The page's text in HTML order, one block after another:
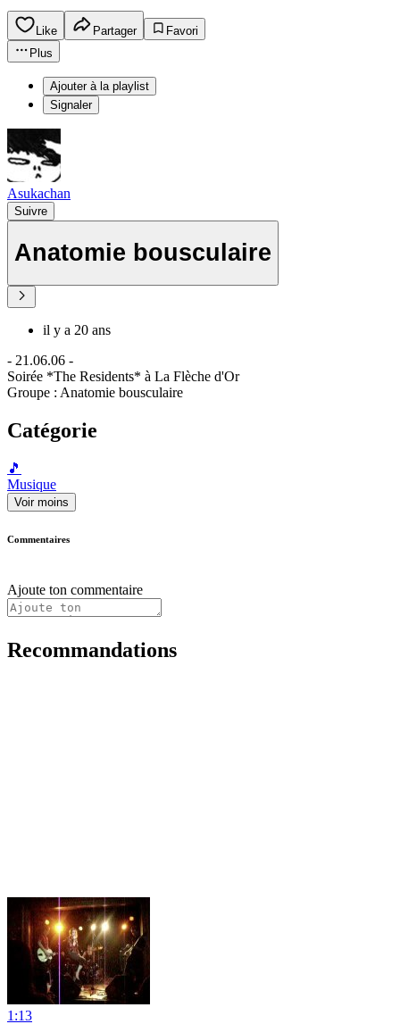
Like Partager
Favori
Plus
Ajouter à la playlist
Signaler
Asukachan
Suivre
Anatomie bousculaire
il y a 20 ans
- 21.06.06 -
Soirée *The Residents* à La Flèche d'Or
Groupe : Anatomie bousculaire
Catégorie
🎵
Musique
Voir moins
Commentaires
Ajoute ton commentaire
Recommandations
1:13